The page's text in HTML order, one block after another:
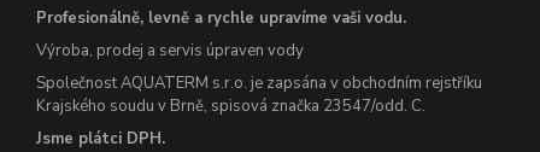
Profesionálně, levně a rychle upravíme vaši vodu.
Výroba, prodej a servis úpraven vody
Společnost AQUATERM s.r.o. je zapsána v obchodním rejstříku
Krajského soudu v Brně, spisová značka 23547/odd. C.
Jsme plátci DPH.